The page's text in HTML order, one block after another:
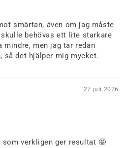
smärtan, även om jag måste
behövas ett lite starkare
mindre, men jag tar redan
så det hjälper mig mycket.
27 juli 2026
som verkligen ger resultat 🤩